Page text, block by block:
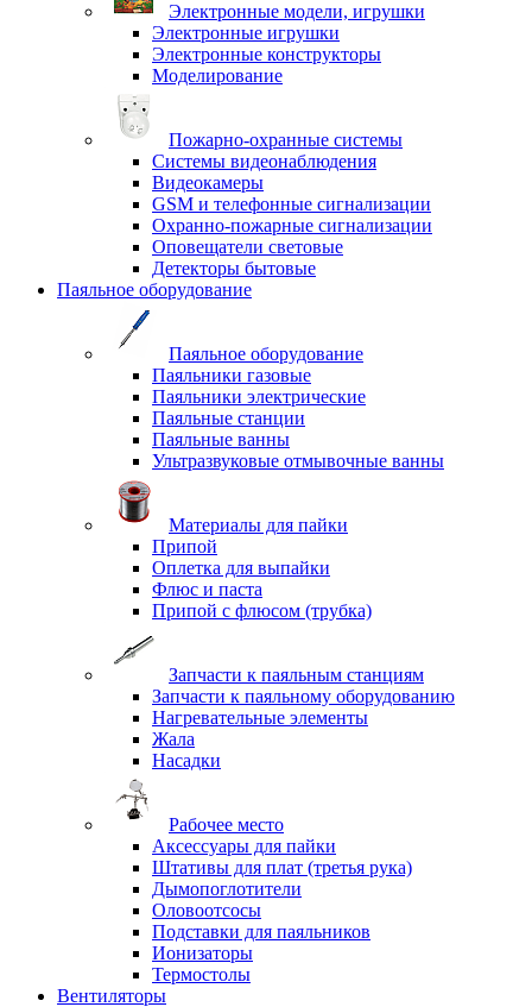
Электронные модели, игрушки
Электронные игрушки
Электронные конструкторы
Моделирование
Пожарно-охранные системы
Системы видеонаблюдения
Видеокамеры
GSM и телефонные сигнализации
Охранно-пожарные сигнализации
Оповещатели световые
Детекторы бытовые
Паяльное оборудование
Паяльное оборудование
Паяльники газовые
Паяльники электрические
Паяльные станции
Паяльные ванны
Ультразвуковые отмывочные ванны
Материалы для пайки
Припой
Оплетка для выпайки
Флюс и паста
Припой с флюсом (трубка)
Запчасти к паяльным станциям
Запчасти к паяльному оборудованию
Нагревательные элементы
Жала
Насадки
Рабочее место
Аксессуары для пайки
Штативы для плат (третья рука)
Дымопоглотители
Оловоотсосы
Подставки для паяльников
Ионизаторы
Термостолы
Вентиляторы